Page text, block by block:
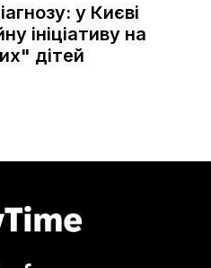
у Києві
ініціативу на
дітей